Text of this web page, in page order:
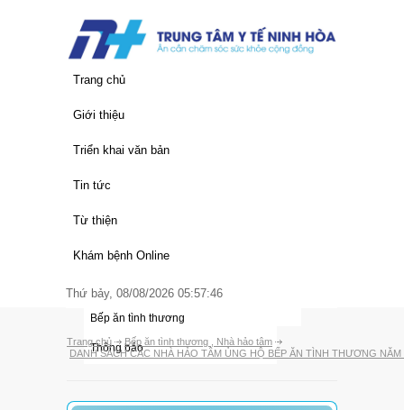
Trang chủ
Giới thiệu
Thông tin chung
Lịch sử hình thành
Chức năng nhiệm vụ
Các đơn vị
Triển khai văn bản
Văn bản của Trung Ương
Văn bản của Tỉnh
Văn bản của Trung Tâm
Tin tức
Quy trình khám chữa bệnh
Giá dịch vụ y tế
Thông tin y học
Thông báo
Từ thiện
Thư ngỏ
Nhà hảo tâm
Bếp ăn tình thương
Khám bệnh Online
Thứ bảy, 08/08/2026 05:57:46
Trang chủ Bếp ăn tình thương
Nhà hảo tâm
DANH SÁCH CÁC NHÀ HẢO TÂM ỦNG HỘ BẾP ĂN TÌNH THƯƠNG NĂM